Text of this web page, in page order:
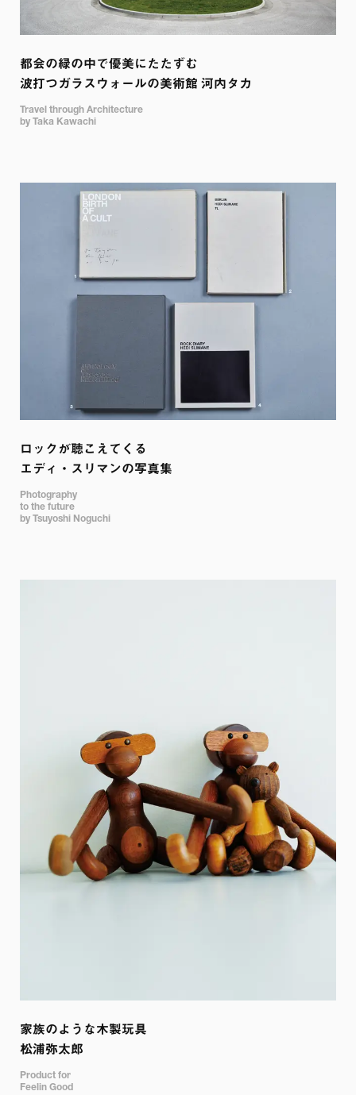
都会の緑の中で優美にたたずむ
波打つガラスウォールの美術館 河内タカ
Travel through Architecture
by Taka Kawachi
ロックが聴こえてくる
エディ・スリマンの写真集
Photography
to the future
by Tsuyoshi Noguchi
家族のような木製玩具
松浦弥太郎
Product for
Feelin Good